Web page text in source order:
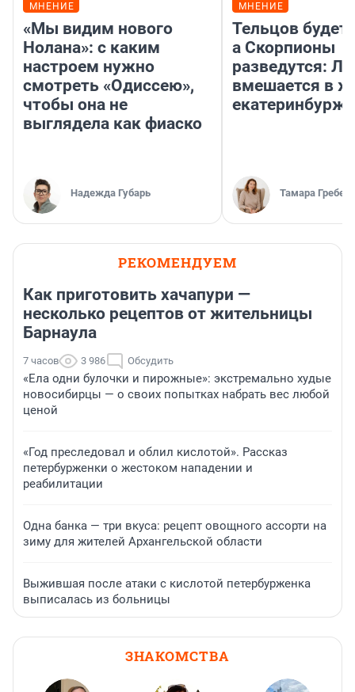
МНЕНИЕ
«Мы видим нового
Нолана»: с каким
настроем нужно
смотреть «Одиссею»,
чтобы она не
выглядела как фиаско
Надежда Губарь
МНЕНИЕ
Тельцов будет
а Скорпионы
разведутся:
вмешается в
Тамара
РЕКОМЕНДУЕМ
Как приготовить хачапури —
несколько рецептов от жительницы
Барнаула
7 часов 3 986 Обсудить
«Ела одни булочки и пирожные»: экстремально худые
новосибирцы — о своих попытках набрать вес любой
ценой
«Год преследовал и облил кислотой». Рассказ
петербурженки о жестоком нападении и
реабилитации
Одна банка — три вкуса: рецепт овощного ассорти на
зиму для жителей Архангельской области
Выжившая после атаки с кислотой петербурженка
выписалась из больницы
ЗНАКОМСТВА